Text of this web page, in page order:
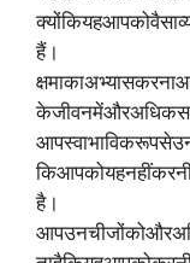
क्योंकियहआपकोवैसा
हैं।
क्षमाकाअभ्यासकरना
केजीवनमेंऔरअधिक
आपस्वाभाविकरूपसे
किआपकोयहनहीं
है।
आपउनचीजोंकोऔर